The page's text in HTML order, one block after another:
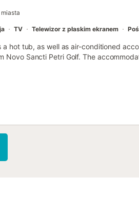
TV Telewizor z płaskim ekranem
hot tub, as well as air-conditioned
Novo Sancti Petri Golf. The